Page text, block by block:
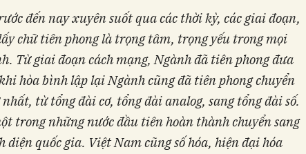
đến nay xuyên suốt qua các thời kỳ, các giai đoạn,
chữ tiên phong là trọng tâm, trọng yếu trong mọi
Từ giai đoạn cách mạng, Ngành đã tiên phong đưa
hòa bình lập lại Ngành cũng đã tiên phong chuyển
từ tổng đài cơ, tổng đài analog, sang tổng đài số.
trong những nước đầu tiên hoàn thành chuyển sang
diện quốc gia. Việt Nam cũng số hóa, hiện đại hóa